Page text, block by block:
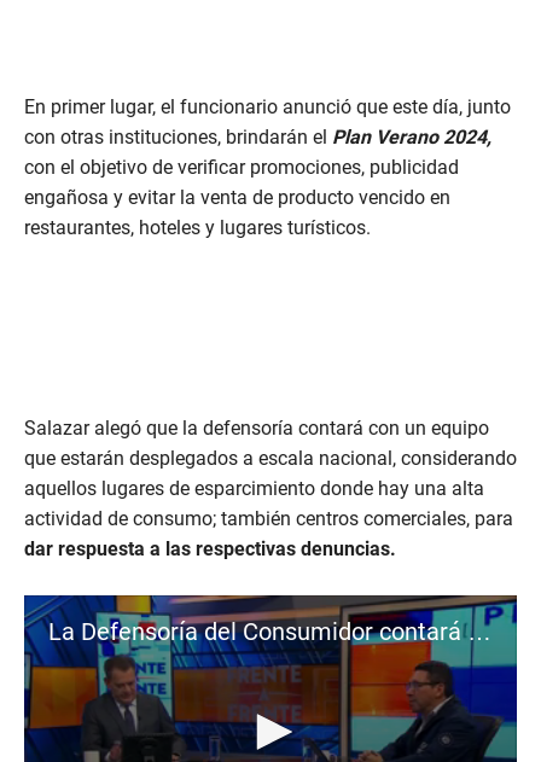
En primer lugar, el funcionario anunció que este día, junto
con otras instituciones, brindarán el Plan Verano 2024,
con el objetivo de verificar promociones, publicidad
engañosa y evitar la venta de producto vencido en
restaurantes, hoteles y lugares turísticos.
Salazar alegó que la defensoría contará con un equipo
que estarán desplegados a escala nacional, considerando
aquellos lugares de esparcimiento donde hay una alta
actividad de consumo; también centros comerciales, para
dar respuesta a las respectivas denuncias.
La Defensoría del Consumidor contará con un plan vacacional